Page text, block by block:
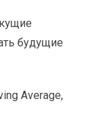
будущие
Average,